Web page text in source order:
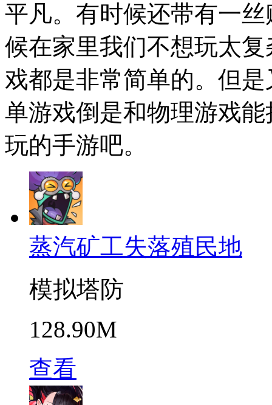
平凡。有时候还带有一
候在家里我们不想玩太
戏都是非常简单的。但
单游戏倒是和物理游戏
玩的手游吧。
蒸汽矿工失落殖民地
模拟塔防
128.90M
查看